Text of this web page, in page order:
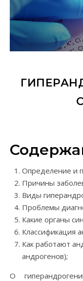
Определение и
Причины
Виды
Проблемы
Какие органы
Классификация
Как работают
андрогенов);
О гиперандрогении в сети можно найти ряд